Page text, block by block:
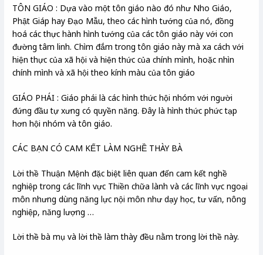
TÔN GIÁO : Dựa vào một tôn giáo nào đó như Nho Giáo,
Phật Giáp hay Đạo Mẫu, theo các hình tướng của nó, đồng
hoá các thực hành hình tướng của các tôn giáo này với con
đường tâm linh. Chìm đắm trong tôn giáo này mà xa cách với
hiện thực của xã hội và hiện thức của chính mình, hoặc nhìn
chính mình và xã hội theo kính màu của tôn giáo
GIÁO PHÁI : Giáo phái là các hình thức hội nhóm với người
đứng đầu tự xưng có quyền năng. Đây là hình thức phức tạp
hơn hội nhóm và tôn giáo.
CÁC BẠN CÓ CAM KẾT LÀM NGHỀ THÀY BÀ
Lời thề Thuận Mệnh đặc biệt liên quan đến cam kết nghề
nghiệp trong các lĩnh vực Thiền chữa lành và các lĩnh vực ngoại
môn nhưng dùng năng lực nội môn như dạy học, tư vấn, nông
nghiệp, năng lượng …
Lời thề bà mụ và lời thề làm thày đều nằm trong lời thề này.